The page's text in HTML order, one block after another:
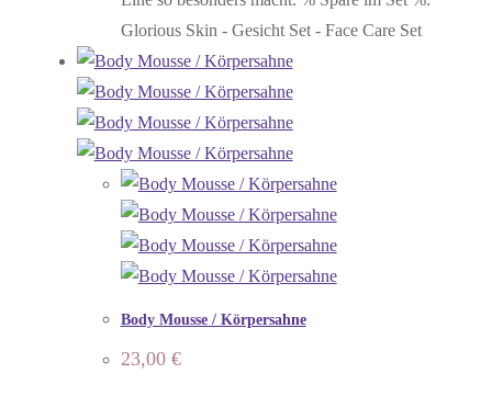
Glorious Skin - Gesicht Set - Face Care Set
Body Mousse / Körpersahne
23,00 €